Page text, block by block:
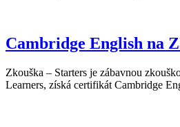
Cambridge English na
Zkouška – Starters je zábavnou
Learners, získá certifikát Cambridge